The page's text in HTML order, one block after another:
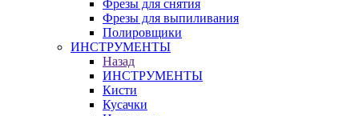
Фрезы для снятия
Фрезы для выпиливания
Полировщики
ИНСТРУМЕНТЫ
Назад
ИНСТРУМЕНТЫ
Кисти
Кусачки